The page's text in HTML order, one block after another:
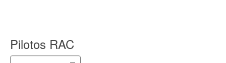
Pilotos RAC